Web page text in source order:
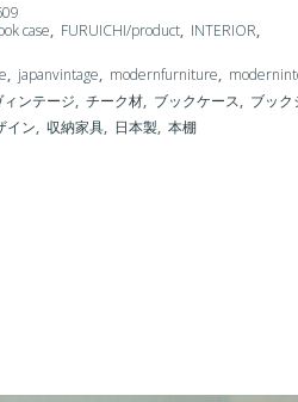
case, FURUICHI/product, INTERIOR,
, japanvintage, modernfurniture,
ンテージ, チーク材, ブックケース, ブック
イン, 収納家具, 日本製, 本棚